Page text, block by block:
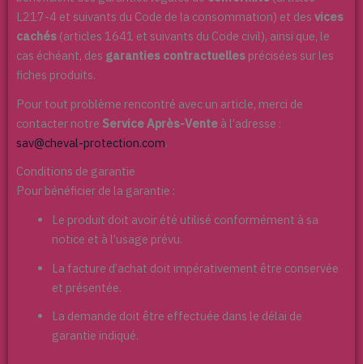
L217-4 et suivants du Code de la consommation) et des vices
cachés (articles 1641 et suivants du Code civil), ainsi que, le
cas échéant, des garanties contractuelles précisées sur les
fiches produits.
Pour tout problème rencontré avec un article, merci de
contacter notre Service Après-Vente à l’adresse :
sav@cheval-protection.com.
Conditions de garantie
Pour bénéficier de la garantie :
Le produit doit avoir été utilisé conformément à sa
notice et à l’usage prévu.
La facture d’achat doit impérativement être conservée
et présentée.
La demande doit être effectuée dans le délai de
garantie indiqué.